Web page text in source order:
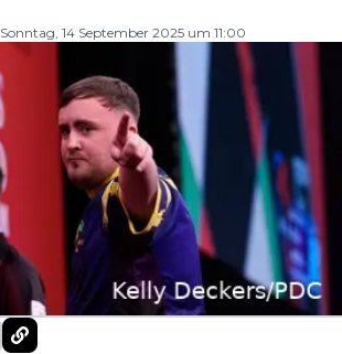
Sonntag, 14 September 2025 um 11:00